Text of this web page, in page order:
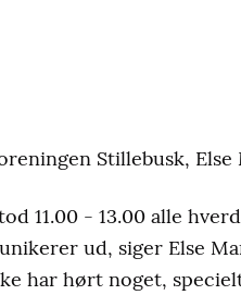
Stillebusk,
11.00 - 13.00 alle
ud, siger Else
har hørt noget,